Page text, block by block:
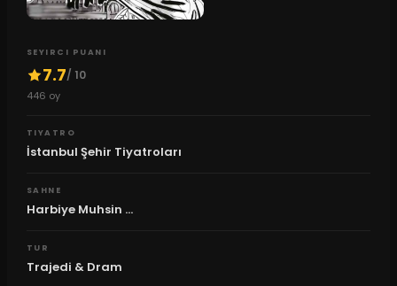
SEYIRCI PUANI
7.7/ 10
446 oy
TIYATRO
İstanbul Şehir Tiyatroları
SAHNE
Harbiye Muhsin ...
TUR
Trajedi & Dram